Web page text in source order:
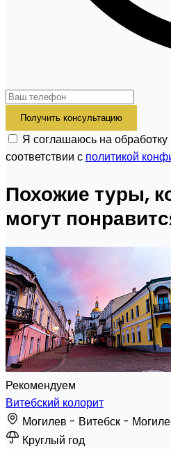
Получить консультацию
Я соглашаюсь на
соответствии с политикой
Похожие туры,
могут
Рекомендуем
Витебский колорит
Могилев - Витебск -
Круглый год